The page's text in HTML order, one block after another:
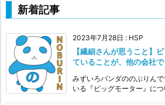
新着記事
2023年7月28日 : HSP
【繊細さんが思うこと】
ていることが、他の会社
みずいろパンダののぶりん
いる『ビッグモーター』につ